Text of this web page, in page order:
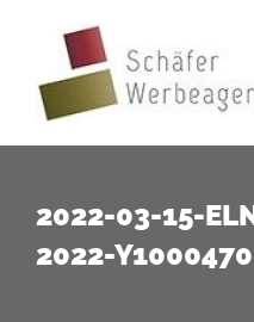
springen
2022-03-15-
2022-Y1000470